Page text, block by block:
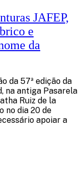
JAFEP,
e
da
da 57ª edição da
na antiga Pasarela
Ruiz de la
no dia 20 de
apoiar a